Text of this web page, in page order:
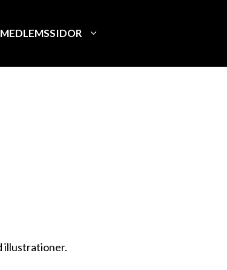
MEDLEMSSIDOR
illustrationer.